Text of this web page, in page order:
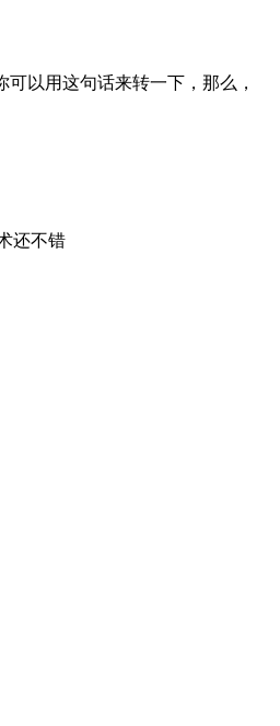
可以用这句话来转一下，那么，
还不错